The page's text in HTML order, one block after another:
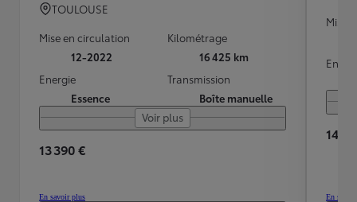
TOULOUSE
Mise en circulation
12-2022
Kilométrage
16 425 km
Energie
Essence
Transmission
Boîte manuelle
Voir plus
13 390 €
En savoir plus
Mise
14
En